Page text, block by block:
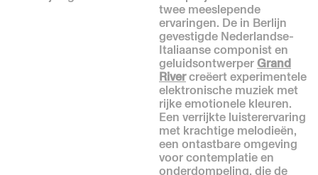
twee meeslepende
ervaringen. De in Berlijn
gevestigde Nederlandse-
Italiaanse componist en
geluidsontwerperGrand
Rivercreëert experimentele
elektronische muziek met
rijke emotionele kleuren.
Een verrijkte luisterervaring
met krachtige melodieën,
een ontastbare omgeving
voor contemplatie en
onderdompeling, die de